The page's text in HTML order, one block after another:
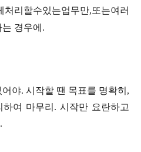
리할수있는업무만,또는여러
경우에.
야. 시작할 땐 목표를 명확히,
여 마무리. 시작만 요란하고